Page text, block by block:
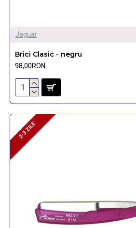
Jaguar
Brici Clasic - negru
98,00RON
2-3 ZILE
2-3 ZILE